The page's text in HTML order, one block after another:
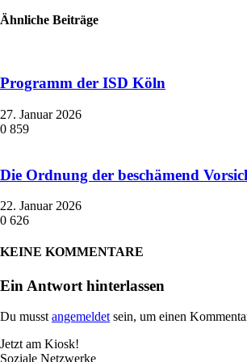
Ähnliche Beiträge
Programm der ISD Köln
27. Januar 2026
0 859
Die Ordnung der beschämend
22. Januar 2026
0 626
KEINE KOMMENTARE
Ein Antwort hinterlassen
Du musstangemeldetsein, um einen
Jetzt am Kiosk!
Soziale Netzwerke